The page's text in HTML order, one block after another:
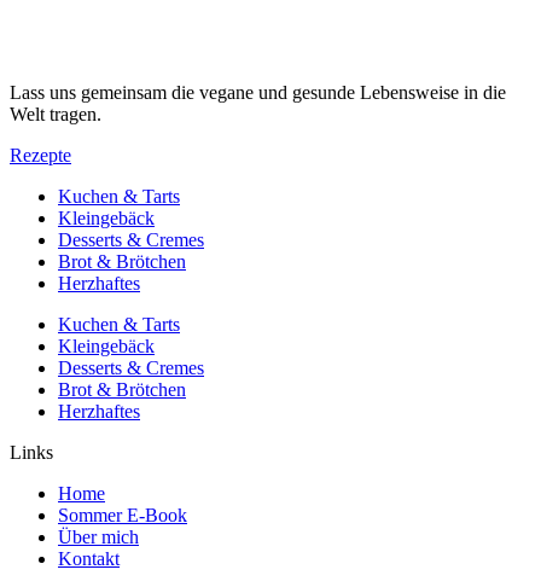
Lass uns gemeinsam die vegane und gesunde Lebensweise in die
Welt tragen.
Rezepte
Kuchen & Tarts
Kleingebäck
Desserts & Cremes
Brot & Brötchen
Herzhaftes
Kuchen & Tarts
Kleingebäck
Desserts & Cremes
Brot & Brötchen
Herzhaftes
Links
Home
Sommer E-Book
Über mich
Kontakt